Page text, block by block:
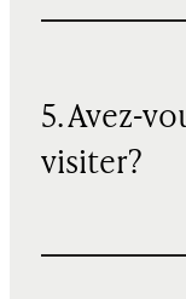
5. Avez-
visiter?